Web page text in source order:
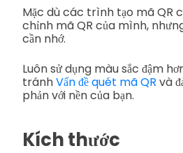
Mặc dù các trình tạo mã QR
chỉnh mã QR của mình,
cần nhớ.
Luôn sử dụng màu sắc đậm
tránhVấn đề quét mã QR và
phản với nền của bạn.
Kích thước